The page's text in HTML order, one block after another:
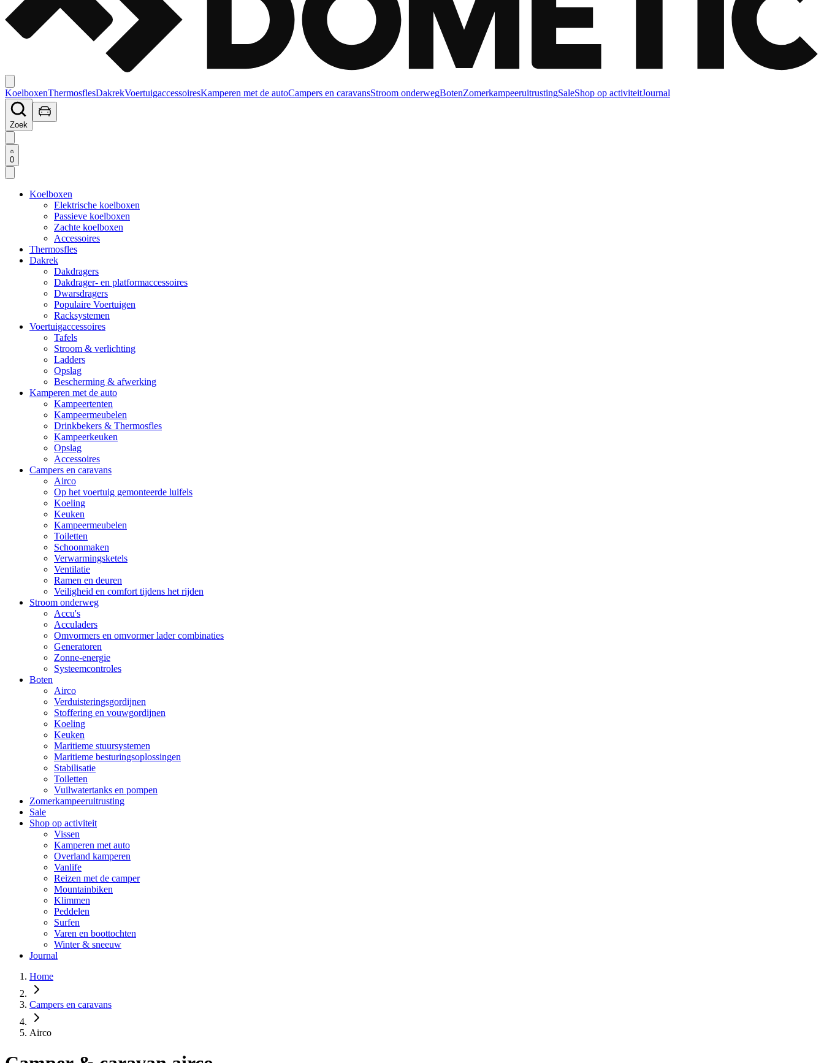
KoelboxenThermosflesDakrekVoertuigaccessoiresKamperen met de autoCampers en caravansStroom onderwegBotenZomerkampeeruitrustingSaleShop op activiteitJournal
Zoek
0
Koelboxen
Elektrische koelboxen
Passieve koelboxen
Zachte koelboxen
Accessoires
Thermosfles
Dakrek
Dakdragers
Dakdrager- en platformaccessoires
Dwarsdragers
Populaire Voertuigen
Racksystemen
Voertuigaccessoires
Tafels
Stroom & verlichting
Ladders
Opslag
Bescherming & afwerking
Kamperen met de auto
Kampeertenten
Kampeermeubelen
Drinkbekers & Thermosfles
Kampeerkeuken
Opslag
Accessoires
Campers en caravans
Airco
Op het voertuig gemonteerde luifels
Koeling
Keuken
Kampeermeubelen
Toiletten
Schoonmaken
Verwarmingsketels
Ventilatie
Ramen en deuren
Veiligheid en comfort tijdens het rijden
Stroom onderweg
Accu's
Acculaders
Omvormers en omvormer lader combinaties
Generatoren
Zonne-energie
Systeemcontroles
Boten
Airco
Verduisteringsgordijnen
Stoffering en vouwgordijnen
Koeling
Keuken
Maritieme stuursystemen
Maritieme besturingsoplossingen
Stabilisatie
Toiletten
Vuilwatertanks en pompen
Zomerkampeeruitrusting
Sale
Shop op activiteit
Vissen
Kamperen met auto
Overland kamperen
Vanlife
Reizen met de camper
Mountainbiken
Klimmen
Peddelen
Surfen
Varen en boottochten
Winter & sneeuw
Journal
Home
Campers en caravans
Airco